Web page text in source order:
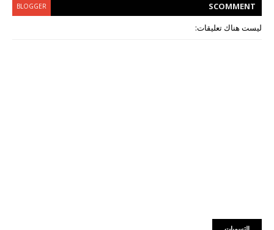
COMMENT
S
BLOGGER
ليست هناك تعليقات: